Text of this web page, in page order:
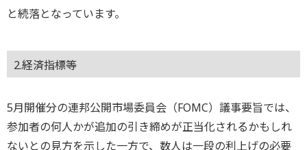
と続落となっています。
2.経済指標等
5月開催分の連邦公開市場委員会（FOMC）議事要旨では、
参加者の何人かが追加の引き締めが正当化されるかもしれ
ないとの見方を示した一方で、数人は一段の利上げの必要